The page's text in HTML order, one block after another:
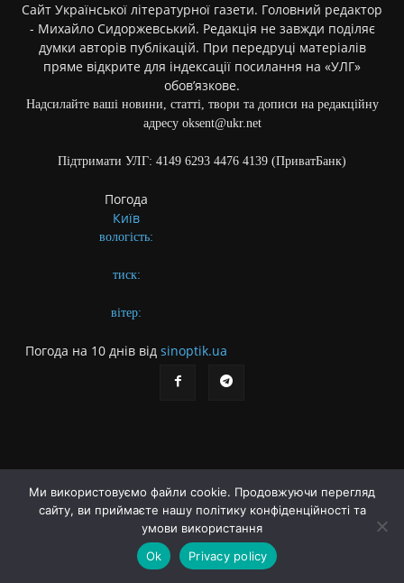
Сайт Української літературної газети. Головний редактор
- Михайло Сидоржевський. Редакція не завжди поділяє
думки авторів публікацій. При передруці матеріалів
пряме відкрите для індексації посилання на «УЛГ»
обов’язкове.
Надсилайте ваші новини, статті, твори та дописи на редакційну
адресу oksent@ukr.net
Підтримати УЛГ: 4149 6293 4476 4139 (ПриватБанк)
Погода
Київ
вологість:
тиск:
вітер:
Погода на 10 днів від sinoptik.ua
Про газету
Правила користування сайтом
Політика конфіденційності
© Українська літературна газета. Заснована 2009 року
Ми використовуємо файли cookie. Продовжуючи перегляд
сайту, ви приймаєте нашу політику конфіденційності та
умови використання
Ok
Privacy policy